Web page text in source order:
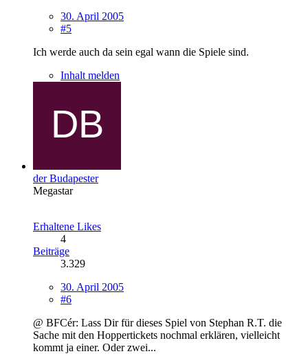
30. April 2005
#5
Ich werde auch da sein egal wann die Spiele sind.
Inhalt melden
der Budapester
Megastar
Erhaltene Likes
4
Beiträge
3.329
30. April 2005
#6
@ BFCér: Lass Dir für dieses Spiel von Stephan R.T. die
Sache mit den Hoppertickets nochmal erklären, vielleicht
kommt ja einer. Oder zwei...